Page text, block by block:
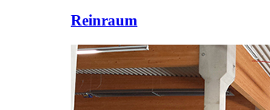
Reinraum